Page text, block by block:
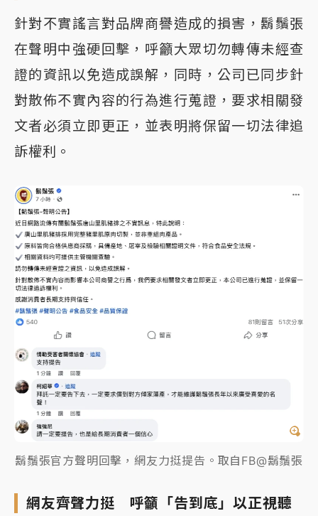
針對不實謠言對品牌商譽造成的損害，鬍鬚張
在聲明中強硬回擊，呼籲大眾切勿轉傳未經查
證的資訊以免造成誤解，同時，公司已同步針
對散佈不實內容的行為進行蒐證，要求相關發
文者必須立即更正，並表明將保留一切法律追
訴權利。
鬍鬚張官方聲明回擊，網友力挺提告。取自FB@鬍鬚張
網友齊聲力挺 呼籲「告到底」以正視聽